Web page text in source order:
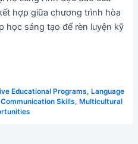
hợp giữa chương trình hòa
học sáng tạo để rèn luyện kỹ
Educational Programs, Language
Skills, Multicultural